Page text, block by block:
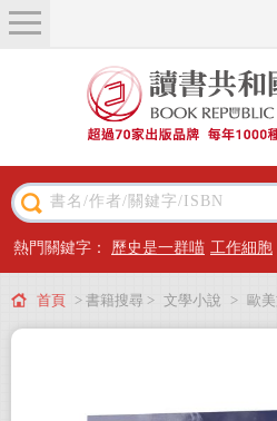
關於我們
近期新書
主題閱讀
出版專區
會員專屬
熱門關鍵字： 歷史是一群喵 工作細胞
首頁 > 書籍搜尋 > 文學小說 > 歐